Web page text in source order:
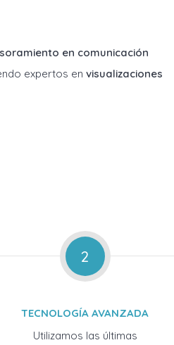
en comunicación
expertos en visualizaciones
2
TECNOLOGÍA AVANZADA
Utilizamos las últimas